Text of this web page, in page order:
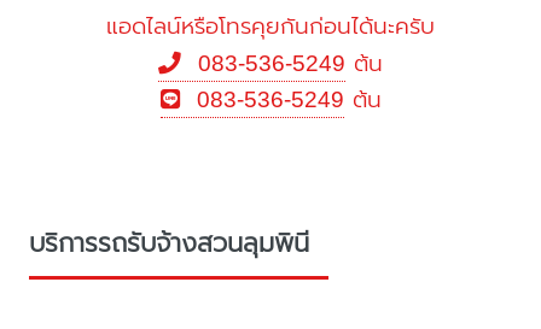
แอดไลน์หรือโทรคุยกันก่อนได้นะครับ
083-536-5249 ต้น
083-536-5249 ต้น
บริการรถรับจ้างสวนลุมพินี